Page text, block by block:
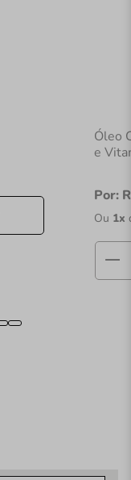
Óleo
e
Por:
Ou 1x